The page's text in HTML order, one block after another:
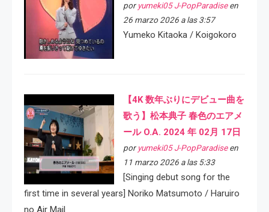
por yumeki05 J-PopParadiseen
26 marzo 2026 a las 3:57
Yumeko Kitaoka / Koigokoro
【4K 数年ぶりにデビュー曲を
歌う】松本典子 春色のエアメ
ール O.A. 2024 年 02月 17日
por yumeki05 J-PopParadiseen
11 marzo 2026 a las 5:33
[Singing debut song for the
first time in several years] Noriko Matsumoto / Haruiro
no Air Mail